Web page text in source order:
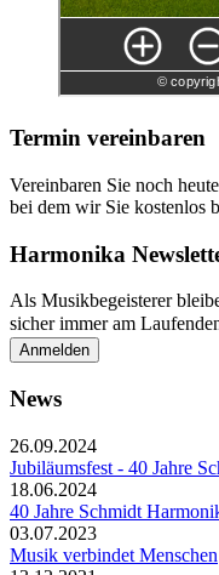
Termin vereinbaren
Vereinbaren Sie noch
bei dem wir Sie kostenlos
Harmonika
Als Musikbegeisterer
sicher immer am
News
26.09.2024
Jubiläumsfest - 40 Jahre
18.06.2024
40 Jahre Schmidt
03.07.2023
Musik verbindet Menschen